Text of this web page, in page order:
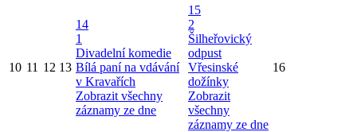
10 11 12 13
14
1
Divadelní komedie
Bílá paní na vdávání
v Kravařích
Zobrazit všechny
záznamy ze dne
15
2
Šilheřovický
odpust
Vřesinské
dožínky
Zobrazit
všechny
záznamy ze dne
16